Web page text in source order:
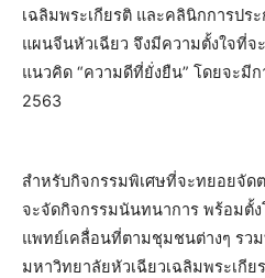
เฉลิมพระเกียรติ และคลินิกการปร
แผนจีนหัวเฉียว จึงมีความตั้งใจที่
แนวคิด “ความดีที่ยั่งยืน” โดยจะมี
2563
สำหรับกิจกรรมพิเศษที่จะทยอยจัด
จะจัดกิจกรรมนันทนาการ พร้อมตั้
แพทย์เคลื่อนที่ตามชุมชนต่างๆ รว
มหาวิทยาลัยหัวเฉียวเฉลิมพระเกีย